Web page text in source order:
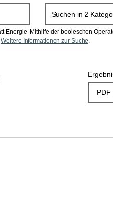
Suchen in 2
Energie. Mithilfe der booleschen
Weitere Informationen zur Suche.